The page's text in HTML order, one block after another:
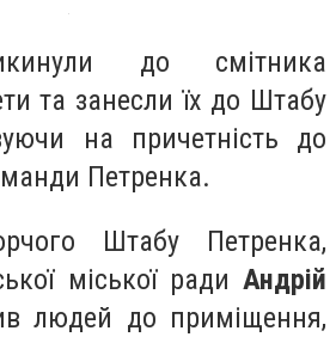
до смітника
та занесли їх до Штабу
на причетність до
Петренка.
Штабу Петренка,
міської ради Андрій
людей до приміщення,